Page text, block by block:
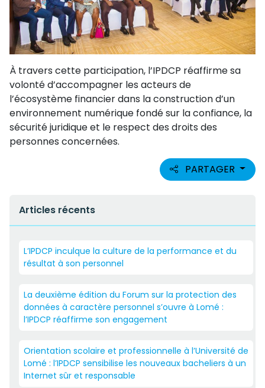
À travers cette participation, l’IPDCP réaffirme sa
volonté d’accompagner les acteurs de
l’écosystème financier dans la construction d’un
environnement numérique fondé sur la confiance, la
sécurité juridique et le respect des droits des
personnes concernées.
PARTAGER
Articles récents
L’IPDCP inculque la culture de la performance et du
résultat à son personnel
La deuxième édition du Forum sur la protection des
données à caractère personnel s’ouvre à Lomé :
l’IPDCP réaffirme son engagement
Orientation scolaire et professionnelle à l’Université de
Lomé : l’IPDCP sensibilise les nouveaux bacheliers à un
Internet sûr et responsable